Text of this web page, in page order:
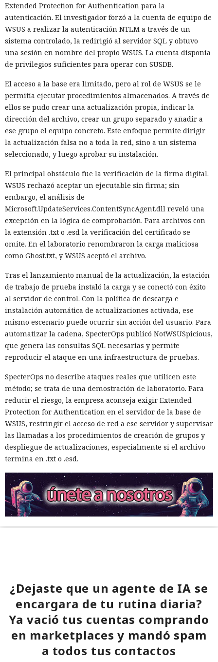
Extended Protection for Authentication para la
autenticación. El investigador forzó a la cuenta de equipo de
WSUS a realizar la autenticación NTLM a través de un
sistema controlado, la redirigió al servidor SQL y obtuvo
una sesión en nombre del propio WSUS. La cuenta disponía
de privilegios suficientes para operar con SUSDB.
El acceso a la base era limitado, pero al rol de WSUS se le
permitía ejecutar procedimientos almacenados. A través de
ellos se pudo crear una actualización propia, indicar la
dirección del archivo, crear un grupo separado y añadir a
ese grupo el equipo concreto. Este enfoque permite dirigir
la actualización falsa no a toda la red, sino a un sistema
seleccionado, y luego aprobar su instalación.
El principal obstáculo fue la verificación de la firma digital.
WSUS rechazó aceptar un ejecutable sin firma; sin
embargo, el análisis de
Microsoft.UpdateServices.ContentSyncAgent.dll reveló una
excepción en la lógica de comprobación. Para archivos con
la extensión .txt o .esd la verificación del certificado se
omite. En el laboratorio renombraron la carga maliciosa
como Ghost.txt, y WSUS aceptó el archivo.
Tras el lanzamiento manual de la actualización, la estación
de trabajo de prueba instaló la carga y se conectó con éxito
al servidor de control. Con la política de descarga e
instalación automática de actualizaciones activada, ese
mismo escenario puede ocurrir sin acción del usuario. Para
automatizar la cadena, SpecterOps publicó NotWSUSpicious,
que genera las consultas SQL necesarias y permite
reproducir el ataque en una infraestructura de pruebas.
SpecterOps no describe ataques reales que utilicen este
método; se trata de una demostración de laboratorio. Para
reducir el riesgo, la empresa aconseja exigir Extended
Protection for Authentication en el servidor de la base de
WSUS, restringir el acceso de red a ese servidor y supervisar
las llamadas a los procedimientos de creación de grupos y
despliegue de actualizaciones, especialmente si el archivo
termina en .txt o .esd.
¿Dejaste que un agente de IA se
encargara de tu rutina diaria?
Ya vació tus cuentas comprando
en marketplaces y mandó spam
a todos tus contactos